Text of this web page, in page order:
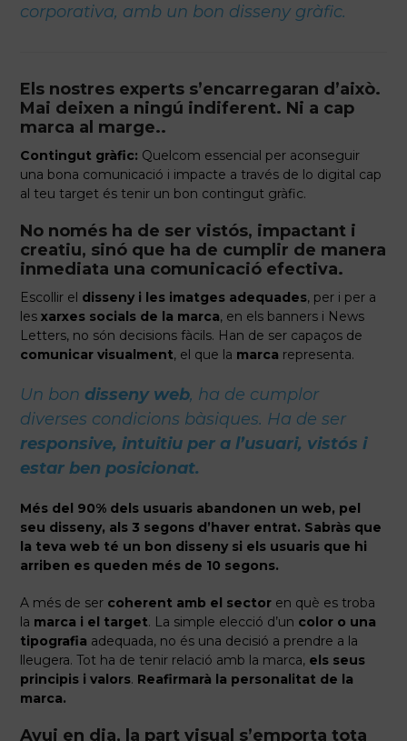
corporativa, amb un bon disseny gràfic.
Els nostres experts s’encarregaran d’això.
Mai deixen a ningú indiferent. Ni a cap
marca al marge..
Contingut gràfic: Quelcom essencial per aconseguir
una bona comunicació i impacte a través de lo digital cap
al teu target és tenir un bon contingut gràfic.
No només ha de ser vistós, impactant i
creatiu, sinó que ha de cumplir de manera
inmediata una comunicació efectiva.
Escollir el disseny i les imatges adequades, per i per a
lesxarxes socials de la marca, en els banners i News
Letters, no són decisions fàcils. Han de ser capaços de
comunicar visualment, el que la marca representa.
Un bon disseny web, ha de cumplor
diverses condicions bàsiques. Ha de ser
responsive, intuitiu per a l’usuari, vistós i
estar ben posicionat.
Més del 90% dels usuaris abandonen un web, pel
seu disseny, als 3 segons d’haver entrat. Sabràs que
la teva web té un bon disseny si els usuaris que hi
arriben es queden més de 10 segons.
A més de ser coherent amb el sector en què es troba
la marca i el target. La simple elecció d’un color o una
tipografia adequada, no és una decisió a prendre a la
lleugera. Tot ha de tenir relació amb la marca, els seus
principis i valors. Reafirmarà la personalitat de la
marca.
Avui en dia, la part visual s’emporta tota